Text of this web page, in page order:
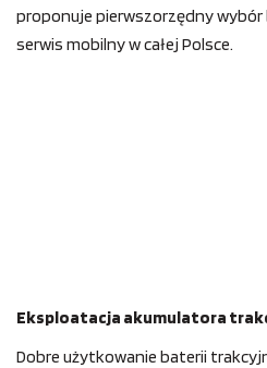
proponuje pierwszorzędny
serwis mobilny w całej Polsce.
Eksploatacja akumulatora
Dobre użytkowanie baterii